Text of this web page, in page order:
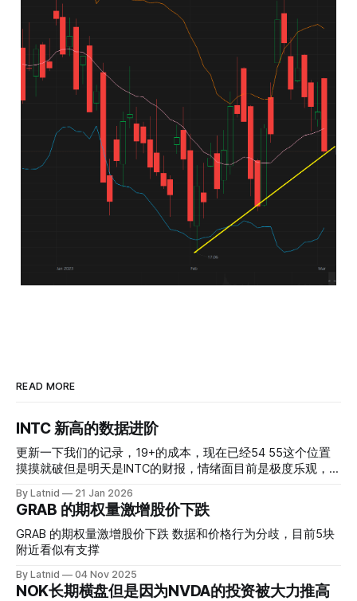
READ MORE
INTC 新高的数据进阶
更新一下我们的记录，19+的成本，现在已经54 55这个位置
摸摸就破但是明天是INTC的财报，情绪面目前是极度乐观，反
是突破前的支撑CC感觉可以做，放远些, 因为18A的经验还未
真正得到普遍大众的关注，当然财报可以继续出新消息顶一下
压力位置。 数据在70驻扎 整体呈现 47 – 60 短期位置
By Latnid 21 Jan 2026
GRAB 的期权量激增股价下跌
GRAB 的期权量激增股价下跌 数据和价格行为分歧，目前5块
附近看似有支撑
By Latnid 04 Nov 2025
NOK长期横盘但是因为NVDA的投资被大力推高